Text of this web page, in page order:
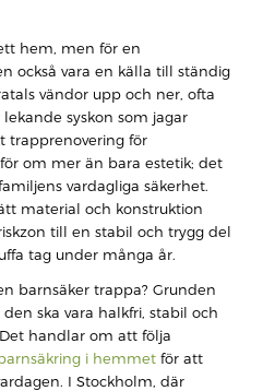
hem, men för en
också vara en källa till ständig
vändor upp och ner, ofta
syskon som jagar
trapprenovering för
om mer än bara estetik; det
vardagliga säkerhet.
material och konstruktion
till en stabil och trygg del
tag under många år.
barnsäker trappa? Grunden
ska vara halkfri, stabil och
handlar om att följa
i hemmetför att
I Stockholm, där